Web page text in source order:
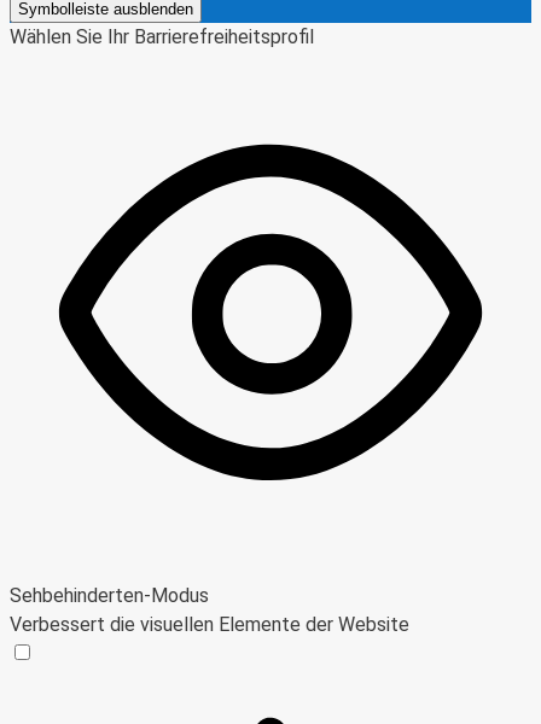
Symbolleiste ausblenden
Wählen Sie Ihr Barrierefreiheitsprofil
Sehbehinderten-Modus
Verbessert die visuellen Elemente der Website